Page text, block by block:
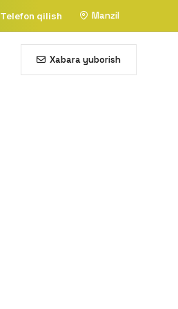
Telefon qilish Manzil
Xabara yuborish